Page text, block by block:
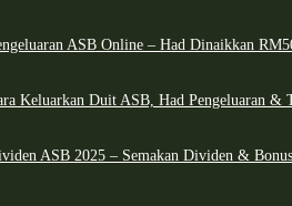
ASB Online – Had Dinaikkan
Keluarkan Duit ASB, Had Pengeluaran &
ASB 2025 – Semakan Dividen &